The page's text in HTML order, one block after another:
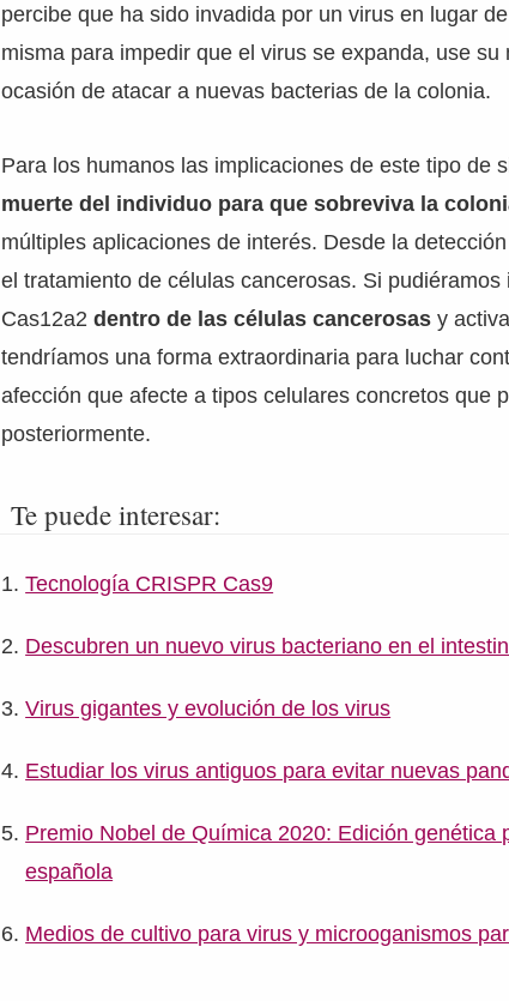
percibe que ha sido invadida por un virus en lugar
misma para impedir que el virus se expanda, use
ocasión de atacar a nuevas bacterias de la colonia.
Para los humanos las implicaciones de este tipo de
muerte del individuo para que sobreviva la
múltiples aplicaciones de interés. Desde la
el tratamiento de células cancerosas. Si
Cas12a2dentro de las células cancerosasy
tendríamos una forma extraordinaria para luchar
afección que afecte a tipos celulares concretos que
posteriormente.
Te puede interesar:
Tecnología CRISPR Cas9
Descubren un nuevo virus bacteriano en el
Virus gigantes y evolución de los virus
Estudiar los virus antiguos para evitar nuevas
Premio Nobel de Química 2020: Edición genética
española
Medios de cultivo para virus y microoganismos